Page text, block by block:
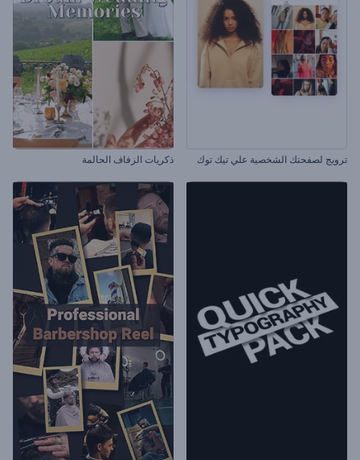
ترويج لصفحتك الشخصية علي تيك توك ذكريات الزفاف الحالمة